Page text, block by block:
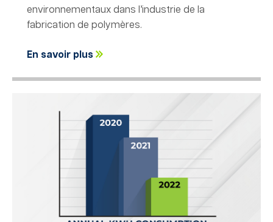
environnementaux dans l’industrie de la
fabrication de polymères.
En savoir plus